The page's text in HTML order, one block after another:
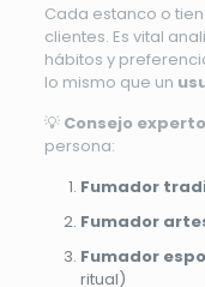
Cada estanco o
clientes. Es vital
hábitos y
lo mismo que un
💡 Consejo
persona:
Fumador
Fumador
Fumador
ritual)